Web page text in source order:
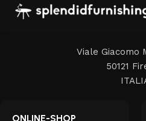
Unser Online-Shop bietet eine
Designklassikern, sowohl für
Die Herstellung von
moderne Form der
Viale Giacomo
50121
ONLINE-SHOP